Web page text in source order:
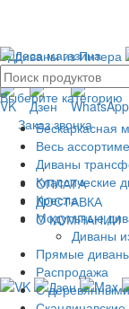
Адреса магазина
Без выходных с10:00
Заказ звонка
ОПЛАТА
ДОСТАВКА
О КОМПАНИИ
Выберите категорию
Бескаркасная
Весь
Диваны
Классические
Кресла
Модульные
Диваны
Прямые
Распродажа
С